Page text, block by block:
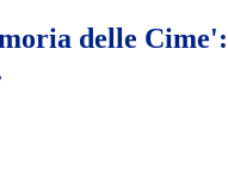
delle